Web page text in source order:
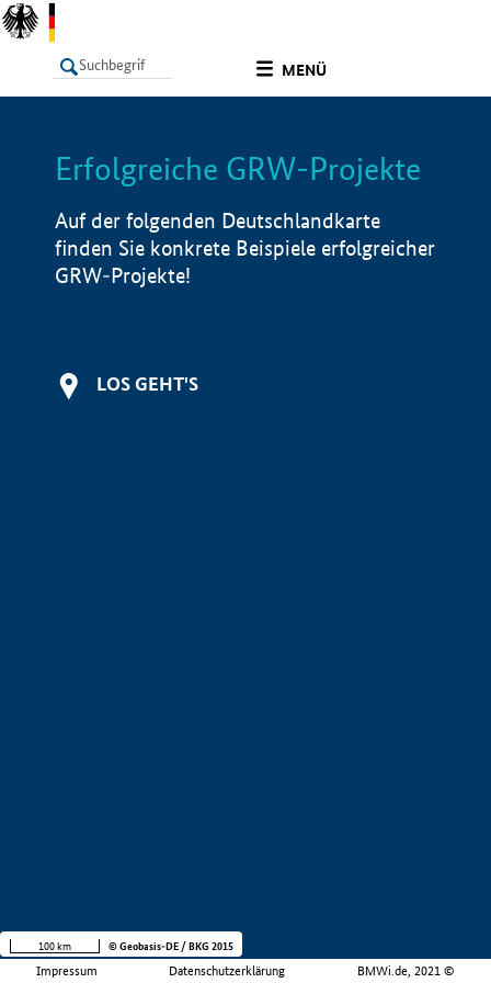
MENÜ
LISTE Info
Erfolgreiche GRW-Projekte
Auf der folgenden Deutschlandkarte
finden Sie konkrete Beispiele erfolgreicher
GRW-Projekte!
LOS GEHT'S
Impressum Datenschutzerklärung BMWi.de, 2021 ©
100 km © Geobasis-DE / BKG 2015